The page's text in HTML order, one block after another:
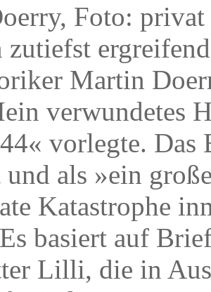
Foto: privat
zutiefst
Martin
verwundetes
vorlegte. Das
und als »ein
Katastrophe
basiert auf
Lilli, die in